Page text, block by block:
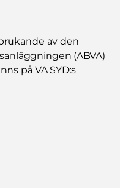
av den
(ABVA)
på VA SYD:s